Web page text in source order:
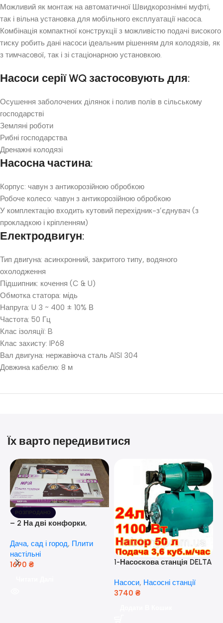
Можливий як монтаж на автоматичної Швидкорознімні муфті,
так і вільна установка для мобільного експлуатації насоса.
Комбінація компактної конструкції з можливістю подачі високого
тиску робить дані насоси ідеальним рішенням для колодязів, як
з тимчасової, так і зі стаціонарною установкою.
Насоси серії WQ застосовують для:
Осушення заболочених ділянок і полив полів в сільському
господарстві
Земляні роботи
Рибні господарства
Дренажні колодязі
Насосна частина:
Корпус: чавун з антикорозійною обробкою
Робоче колесо: чавун з антикорозійною обробкою
У комплектацію входить кутовий перехідник-з’єднувач (з
прокладкою і кріпленням)
Електродвигун:
Тип двигуна: асинхронний, закритого типу, водяного
охолодження
Підшипник: кочення (C & U)
Обмотка статора: мідь
Напруга: U 3 ~ 400 ± 10% В
Частота: 50 Гц
Клас ізоляції: B
Клас захисту: IP68
Вал двигуна: нержавіюча сталь AISI 304
Довжина кабелю: 8 м
Їх варто передивитися
РОЗПРОДАНО
– 2 На дві конфорки,
розпалюванням.
Дача, сад і город, Плити
настільні
1690 ₴
1-Насоскова станція DELTA
кВт) ( Польща)
Насоси, Насосні станції
3740 ₴